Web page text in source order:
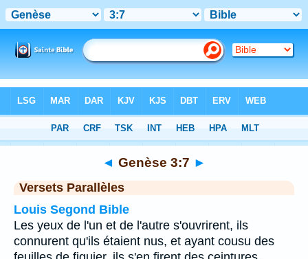
Chapitre 3> Verset 7
◄ Genèse 3:7 ►
Versets Parallèles
Louis Segond Bible
Les yeux de l'un et de l'autre s'ouvrirent, ils
connurent qu'ils étaient nus, et ayant cousu des